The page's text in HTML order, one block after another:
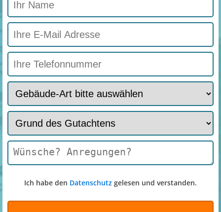
Ich habe den Datenschutz gelesen und verstanden.